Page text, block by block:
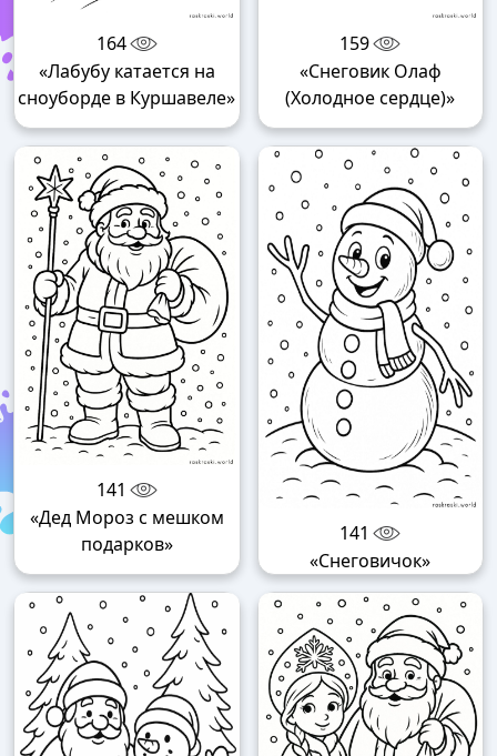
164
«Лабубу катается на
сноуборде в Куршавеле»
159
«Снеговик Олаф
(Холодное сердце)»
141
«Дед Мороз с мешком
подарков»
141
«Снеговичок»